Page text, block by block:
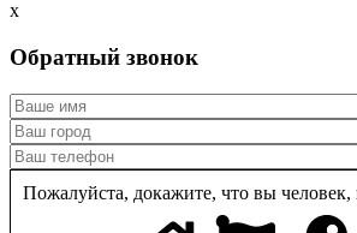
x
Обратный звонок
Пожалуйста, докажите, что вы человек,